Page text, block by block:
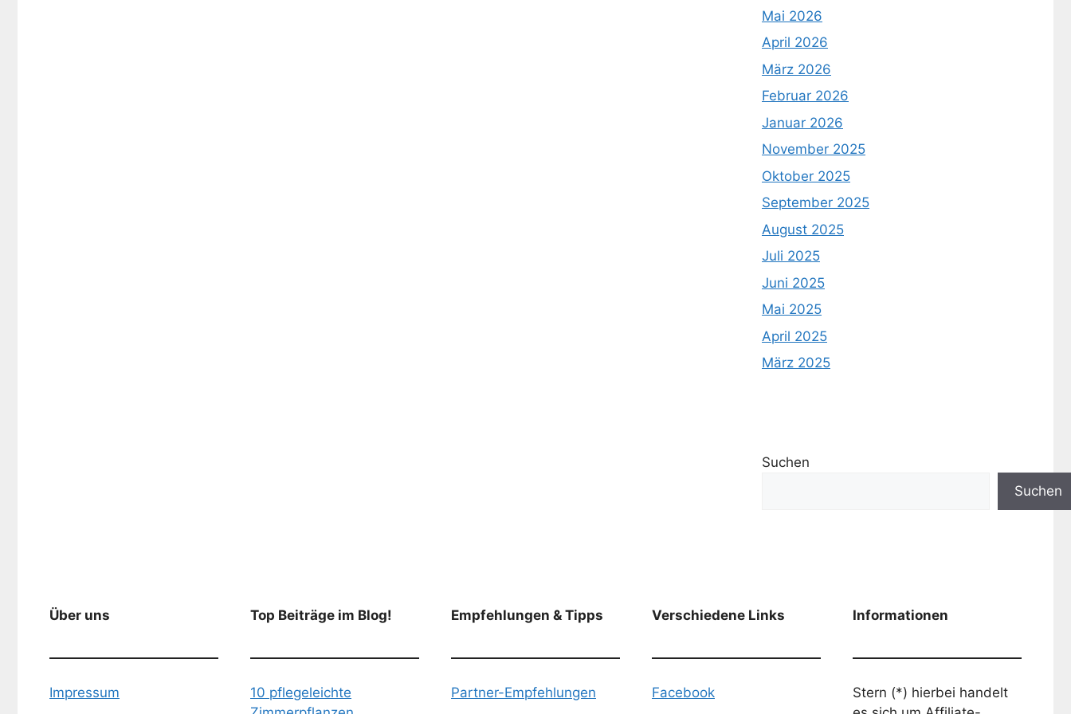
Mai 2026
April 2026
März 2026
Februar 2026
Januar 2026
November 2025
Oktober 2025
September 2025
August 2025
Juli 2025
Juni 2025
Mai 2025
April 2025
März 2025
Suchen
Suchen
Über uns
Impressum
Top Beiträge im Blog!
10 pflegeleichte
Empfehlungen & Tipps
Partner-Empfehlungen
Verschiedene Links
Facebook
Informationen
Stern (*) hierbei handelt